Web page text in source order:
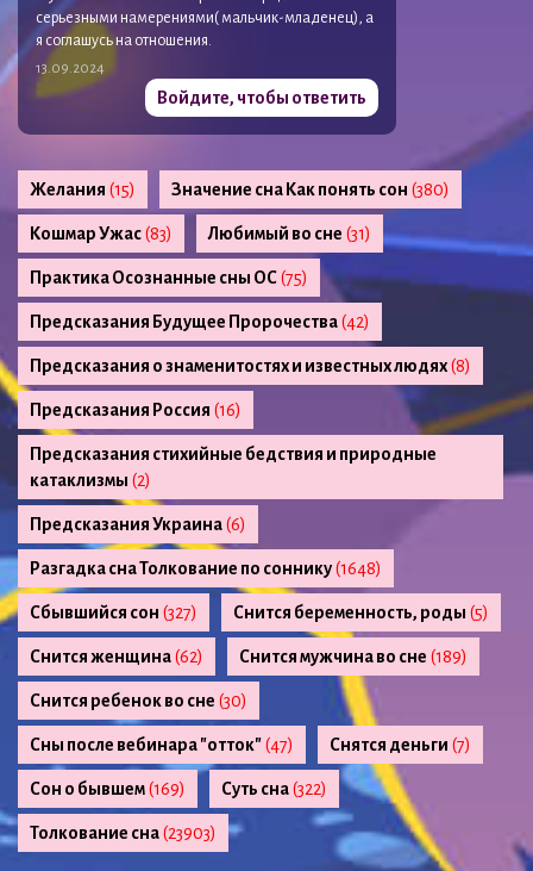
серьезными намерениями( мальчик-младенец), а
я соглашусь на отношения.
13.09.2024
Войдите, чтобы ответить
Желания (15) Значение сна Как понять сон (380)
Кошмар Ужас(83) Любимый во сне (31)
Практика Осознанные сны ОС(75)
Предсказания Будущее Пророчества(42)
Предсказания о знаменитостях и известных людях(8)
Предсказания Россия (16)
Предсказания стихийные бедствия и природные
катаклизмы (2)
Предсказания Украина(6)
Разгадка сна Толкование по соннику(1648)
Сбывшийся сон (327) Снится беременность, роды (5)
Снится женщина(62) Снится мужчина во сне (189)
Снится ребенок во сне (30)
Сны после вебинара "отток"(47) Снятся деньги (7)
Сон о бывшем(169) Суть сна(322)
Толкование сна(23903)